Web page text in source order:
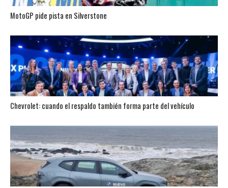
MotoGP pide pista en Silverstone
Chevrolet: cuando el respaldo también forma parte del vehículo